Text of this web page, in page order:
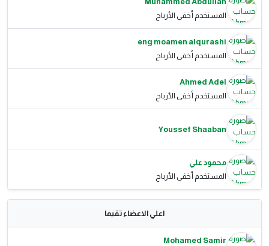
المستخدم أخفى الأرباح
eng moamen alqurashi
المستخدم أخفى الأرباح
Ahmed Adel
المستخدم أخفى الأرباح
Youssef Shaaban
محمود علي
المستخدم أخفى الأرباح
اعلي الاعضاء تقيما
Mohamed Samir